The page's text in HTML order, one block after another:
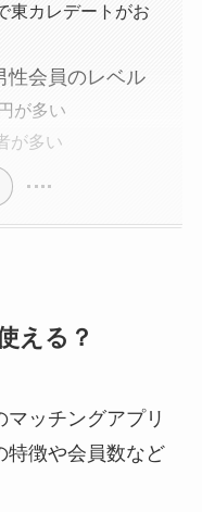
東カレデートがお
性会員のレベル
が多い
が多い
える？
マッチングアプリ
特徴や会員数など